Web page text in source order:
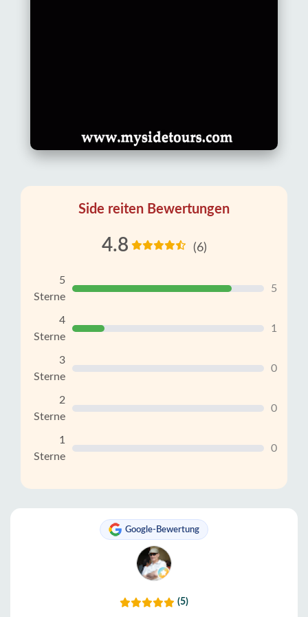
Side reiten Bewertungen
4.8 (6)
5
Sterne
5
4
Sterne
1
3
Sterne
0
2
Sterne
0
1
Sterne
0
Google-Bewertung
(5)